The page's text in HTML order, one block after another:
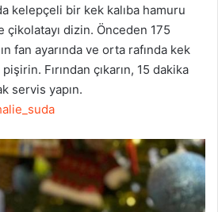
kelepçeli bir kek kalıba hamuru
çikolatayı dizin. Önceden 175
fan ayarında ve orta rafında kek
Fırından çıkarın, 15 dakika
servis yapın.